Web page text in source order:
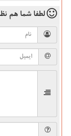
لطفا شما هم